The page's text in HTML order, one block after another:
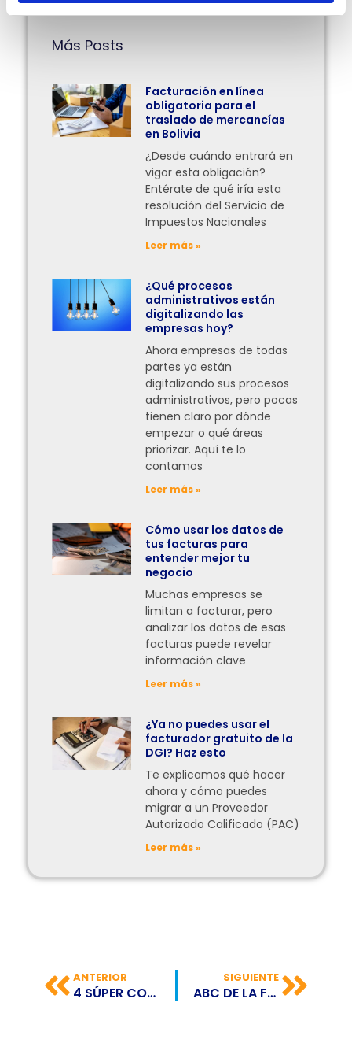
Más Posts
Facturación en línea
obligatoria para el
traslado de mercancías
en Bolivia
¿Desde cuándo entrará en
vigor esta obligación?
Entérate de qué iría esta
resolución del Servicio de
Impuestos Nacionales
Leer más »
¿Qué procesos
administrativos están
digitalizando las
empresas hoy?
Ahora empresas de todas
partes ya están
digitalizando sus procesos
administrativos, pero pocas
tienen claro por dónde
empezar o qué áreas
priorizar. Aquí te lo
contamos
Leer más »
Cómo usar los datos de
tus facturas para
entender mejor tu
negocio
Muchas empresas se
limitan a facturar, pero
analizar los datos de esas
facturas puede revelar
información clave
Leer más »
¿Ya no puedes usar el
facturador gratuito de la
DGI? Haz esto
Te explicamos qué hacer
ahora y cómo puedes
migrar a un Proveedor
Autorizado Calificado (PAC)
Leer más »
ANTERIOR
4 SÚPER CONSEJOS PARA HABLAR EN PÚBLICO
SIGUIENTE
ABC DE LA FACTURACIÓN ELECTRÓNICA EN REPÚBLICA DOMINICANA